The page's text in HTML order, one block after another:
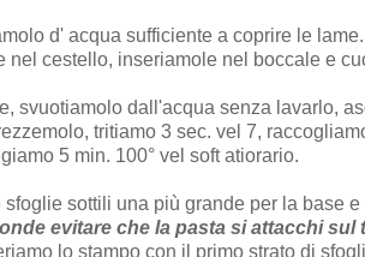
d' acqua sufficiente a coprire le lame.
cestello, inseriamole nel boccale e
svuotiamolo dall'acqua senza lavarlo,
tritiamo 3 sec. vel 7,
5 min. 100° vel soft atiorario.
sottili una più grande per la base
evitare che la pasta si attacchi sul
lo stampo con il primo strato di